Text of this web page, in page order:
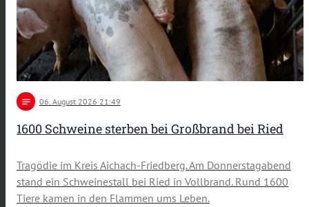
notes 06 . August 2026 21:49
1600 Schweine sterben bei Großbrand bei Ried
Tragödie im Kreis Aichach-Friedberg. Am Donnerstagabend
stand ein Schweinestall bei Ried in Vollbrand. Rund 1600
Tiere kamen in den Flammen ums Leben.